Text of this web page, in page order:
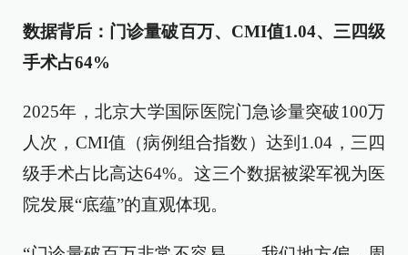
数据背后：门诊量破百万、CMI值1.04、三四级
手术占64%
2025年，北京大学国际医院门急诊量突破100万
人次，CMI值（病例组合指数）达到1.04，三四
级手术占比高达64%。这三个数据被梁军视为医
院发展“底蕴”的直观体现。